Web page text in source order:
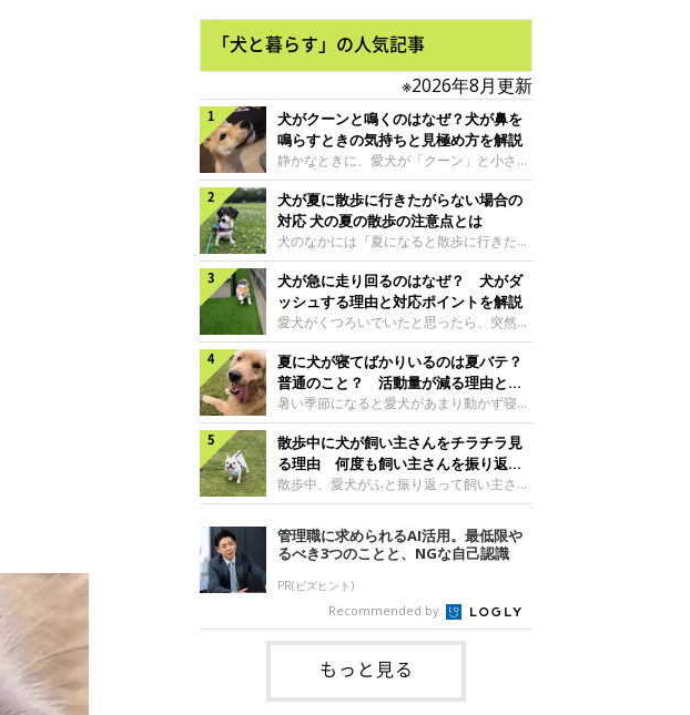
「犬と暮らす」の人気記事
※2026年8月更新
犬がクーンと鳴くのはなぜ？犬が鼻を
鳴らすときの気持ちと見極め方を解説
静かなときに、愛犬が「クーン」と小さく
鳴いたり、鼻を鳴らすような音を出したり
することはありませんか？ 大きく吠える
わけではない分、「不安なの？それとも何
かお願いしているの？」と気になる飼い主
さんもいるかもしれません。今回は、犬が
クーンと鳴く理由や鼻鳴らしの背景、見極
め方と対応のポイントなどについて、いぬ
のきもち獣医師相談室の原 駿太朗先生に
伺いました。クーンと鳴くのはどんな気持
ち？いぬのきもち投稿写真ギャラリー犬が
クーンと小さく鳴くときは、何らかの感情
を伝えようとしている場合があると考えら
れています。大
犬が夏に散歩に行きたがらない場合の
対応 犬の夏の散歩の注意点とは
犬のなかには『夏になると散歩に行きたが
らない、歩かなくなる』『暑い季節は散歩
の気配を察すると涼しい部屋から出ようと
しない』など散歩に行きたがらないコもい
るようです。愛犬の運動をさせてあげたい
のに、散歩に行きたがらない。このような
場合はどう対応すればよいのでしょうか？
「愛犬が夏に散歩に行きたがらない場合の
対応」について、いぬのきもち獣医師相談
室の白山さとこ先生に聞きました。Q.夏に
犬の散歩に行くときの注意点は？ いぬの
きもち投稿写真ギャラリーーー夏に愛犬と
散歩に行くときは、どのようなことに注意
をするとよい
犬が急に走り回るのはなぜ？ 犬がダ
ッシュする理由と対応ポイントを解説
愛犬がくつろいでいたと思ったら、突然部
屋の中を走り回り始める――そんな様子に
驚いたことはありませんか？ 急な動きに
「何が起きているの？」と戸惑う飼い主さ
んも多いでしょう。落ち着いていたはずな
のに、急にスイッチが入ったように見える
と不安になることもあります。今回は、犬
が急に走り回る理由や見極め方などについ
て、いぬのきもち獣医師相談室の岡本りさ
先生に伺いました。犬が急に走り回るのは
ラリー犬が突然走り回る行動は、必ずしも
珍しいものではないと考えられています。
体にたまったエ
夏に犬が寝てばかりいるのは夏バテ？
普通のこと？ 活動量が減る理由と対
策とは
暑い季節になると愛犬があまり動かず寝て
ばかりだと感じる飼い主さんはいません
か？その様子に、愛犬が夏バテで疲れてい
るのか、元気がないのかなど不安に感じる
方もいるのではないかと思います。 で
は、犬が寝てばかりいるときに対処が必要
かを見極める方法はあるのでしょうか？
「犬の活動量が夏に減る理由と対策」につ
いて、いぬのきもち獣医師相談室の山口み
き先生に話を聞きました。Q. 夏に犬の活
動量が減る理由は？ いぬのきもち投稿写
真ギャラリーーー夏に愛犬の活動量が減る
と感じる飼い主さんもいるようです。理由
としてどのようなこ
散歩中に犬が飼い主さんをチラチラ見
る理由 何度も飼い主さんを振り返る
のはなぜ？
散歩中、愛犬がふと振り返って飼い主さん
の様子を確認する…そんな場面に心当たり
はありませんか？ 何度もチラチラ見られ
ると、「何か気になることがあるの？」
「ちゃんと歩けているかな」と不安になる
ことがあるかもしれません。愛犬が歩きな
がら飼い主さんを振り返るしぐさには、ど
んな気持ちが隠れているのでしょうか。今
回は、犬が散歩中に飼い主さんを確認する
理由や注意すべきサインの見極めかた、対
応のポイントなどについて、いぬのきもち
獣医師相談室の原 駿太朗先生に伺いまし
管理職に求められるAI活用。最低限や
るべき3つのことと、NGな自己認識
PR(ビズヒント)
Recommended by
もっと見る